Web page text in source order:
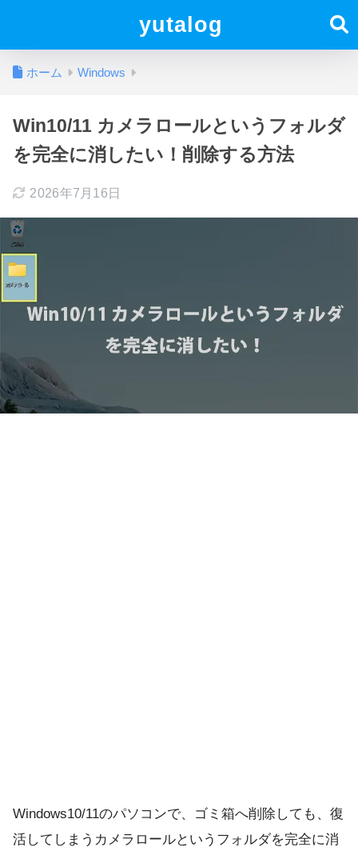
yutalog
ホーム Windows
Win10/11 カメラロールというフォルダ
を完全に消したい！削除する方法
2026年7月16日
Windows10/11のパソコンで、ゴミ箱へ削除しても、復
活してしまうカメラロールというフォルダを完全に消